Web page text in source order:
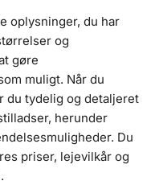
oplysninger, du har
og
gøre
muligt. Når du
du tydelig og detaljeret
herunder
Du
priser, lejevilkår og